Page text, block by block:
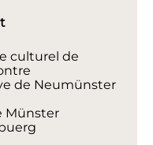
culturel de
de Neumünster
Münster